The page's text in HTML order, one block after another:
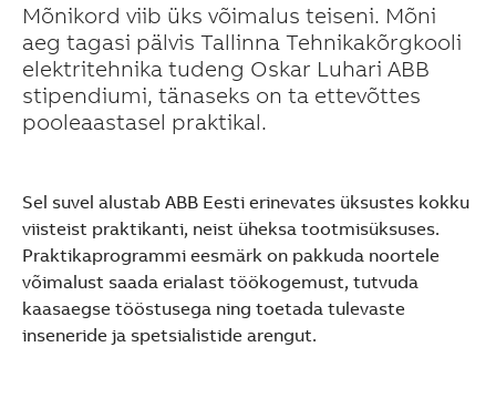
Mõnikord viib üks võimalus teiseni. Mõni
aeg tagasi pälvis Tallinna Tehnikakõrgkooli
elektritehnika tudeng Oskar Luhari ABB
stipendiumi, tänaseks on ta ettevõttes
pooleaastasel praktikal.
Sel suvel alustab ABB Eesti erinevates üksustes kokku
viisteist praktikanti, neist üheksa tootmisüksuses.
Praktikaprogrammi eesmärk on pakkuda noortele
võimalust saada erialast töökogemust, tutvuda
kaasaegse tööstusega ning toetada tulevaste
inseneride ja spetsialistide arengut.